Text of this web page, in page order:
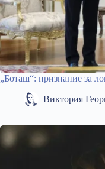
„Боташ“: признание за
Виктория